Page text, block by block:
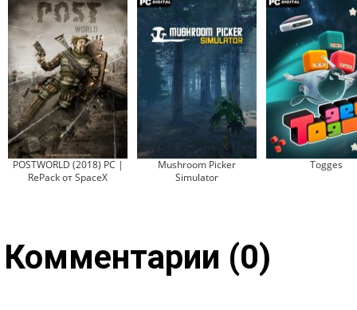
POSTWORLD (2018) PC |
RePack от SpaceX
Mushroom Picker
Simulator
Togges
Комментарии (0)